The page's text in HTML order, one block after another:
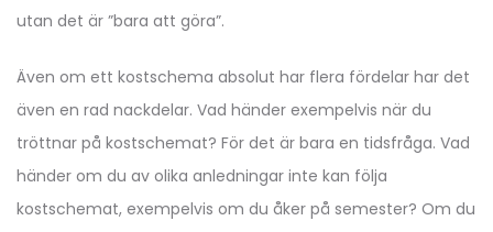
utan det är ”bara att göra”.
Även om ett kostschema absolut har flera fördelar har det
även en rad nackdelar. Vad händer exempelvis när du
tröttnar på kostschemat? För det är bara en tidsfråga. Vad
händer om du av olika anledningar inte kan följa
kostschemat, exempelvis om du åker på semester? Om du